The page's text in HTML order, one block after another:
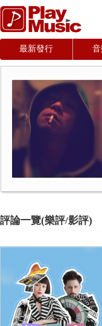
最新發行
評論一覽(樂評/影評)